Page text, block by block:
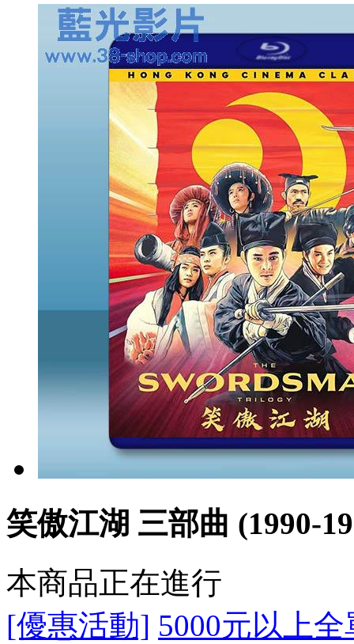
笑傲江湖 三部曲 (1990-
本商品正在進行
[優惠活動] 5000元以上全